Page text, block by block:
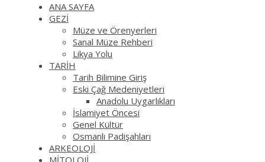
ANA SAYFA
GEZİ
Müze ve Örenyerleri
Sanal Müze Rehberi
Likya Yolu
TARİH
Tarih Bilimine Giriş
Eski Çağ Medeniyetleri
Anadolu Uygarlıkları
İslamiyet Öncesi
Genel Kültür
Osmanlı Padişahları
ARKEOLOJİ